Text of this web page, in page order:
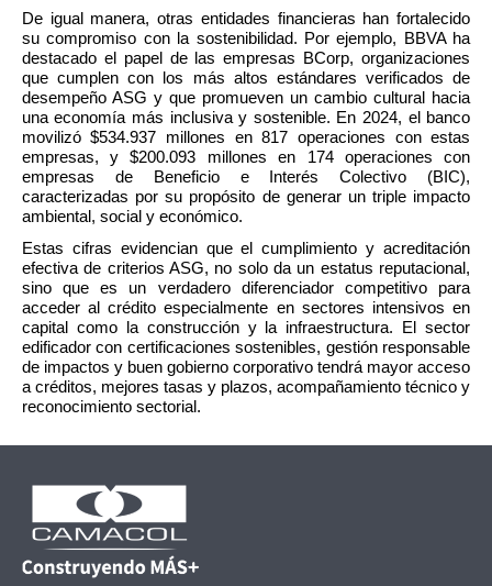
De igual manera, otras entidades financieras han fortalecido
su compromiso con la sostenibilidad. Por ejemplo, BBVA ha
destacado el papel de las empresas BCorp, organizaciones
que cumplen con los más altos estándares verificados de
desempeño ASG y que promueven un cambio cultural hacia
una economía más inclusiva y sostenible. En 2024, el banco
movilizó $534.937 millones en 817 operaciones con estas
empresas, y $200.093 millones en 174 operaciones con
empresas de Beneficio e Interés Colectivo (BIC),
caracterizadas por su propósito de generar un triple impacto
ambiental, social y económico.
Estas cifras evidencian que el cumplimiento y acreditación
efectiva de criterios ASG, no solo da un estatus reputacional,
sino que es un verdadero diferenciador competitivo para
acceder al crédito especialmente en sectores intensivos en
capital como la construcción y la infraestructura. El sector
edificador con certificaciones sostenibles, gestión responsable
de impactos y buen gobierno corporativo tendrá mayor acceso
a créditos, mejores tasas y plazos, acompañamiento técnico y
reconocimiento sectorial.